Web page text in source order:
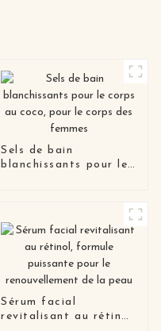
Sels de bain
blanchissants pour le
Sérum facial
revitalisant au rétinol,